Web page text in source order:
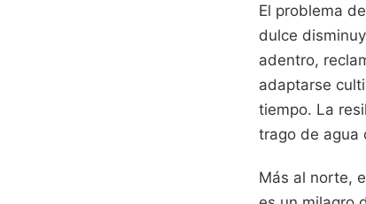
El problema
dulce
adentro,
adaptarse
tiempo. La
trago de agua
Más al norte,